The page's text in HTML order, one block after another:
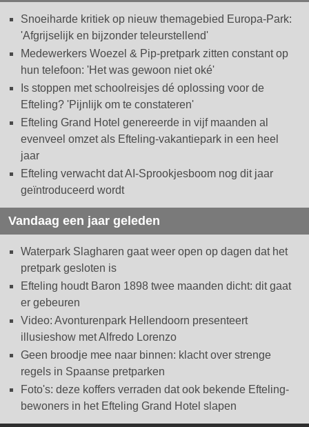
Snoeiharde kritiek op nieuw themagebied Europa-Park:
'Afgrijselijk en bijzonder teleurstellend'
Medewerkers Woezel & Pip-pretpark zitten constant op
hun telefoon: 'Het was gewoon niet oké'
Is stoppen met schoolreisjes dé oplossing voor de
Efteling? 'Pijnlijk om te constateren'
Efteling Grand Hotel genereerde in vijf maanden al
evenveel omzet als Efteling-vakantiepark in een heel
jaar
Efteling verwacht dat AI-Sprookjesboom nog dit jaar
geïntroduceerd wordt
Vandaag een jaar geleden
Waterpark Slagharen gaat weer open op dagen dat het
pretpark gesloten is
Efteling houdt Baron 1898 twee maanden dicht: dit gaat
er gebeuren
Video: Avonturenpark Hellendoorn presenteert
illusieshow met Alfredo Lorenzo
Geen broodje mee naar binnen: klacht over strenge
regels in Spaanse pretparken
Foto's: deze koffers verraden dat ook bekende Efteling-
bewoners in het Efteling Grand Hotel slapen